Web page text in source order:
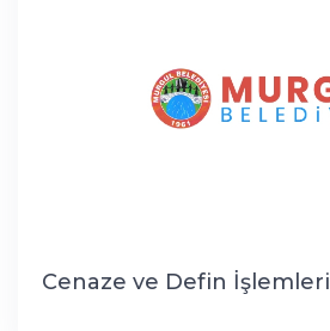
Cenaze ve Defin İşlemleri